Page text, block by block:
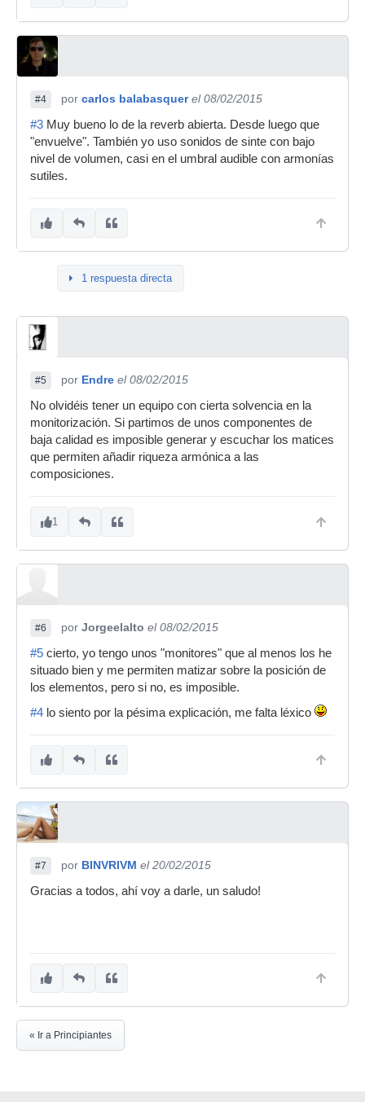
#4 por carlos balabasquer el 08/02/2015
#3 Muy bueno lo de la reverb abierta. Desde luego que
"envuelve". También yo uso sonidos de sinte con bajo
nivel de volumen, casi en el umbral audible con armonías
sutiles.
1 respuesta directa
#5 por Endre el 08/02/2015
No olvidéis tener un equipo con cierta solvencia en la
monitorización. Si partimos de unos componentes de
baja calidad es imposible generar y escuchar los matices
que permiten añadir riqueza armónica a las
composiciones.
1
#6 por Jorgeelalto el 08/02/2015
#5 cierto, yo tengo unos "monitores" que al menos los he
situado bien y me permiten matizar sobre la posición de
los elementos, pero si no, es imposible.
#4 lo siento por la pésima explicación, me falta léxico
#7 por BINVRIVM el 20/02/2015
Gracias a todos, ahí voy a darle, un saludo!
« Ir a Principiantes